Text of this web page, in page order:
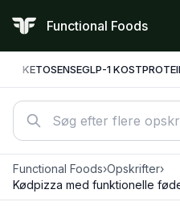
Functional Foods
KETOSENSEGLP-1 KOST
Functional Foods›Opskrifter›
Kødpizza med funktionelle